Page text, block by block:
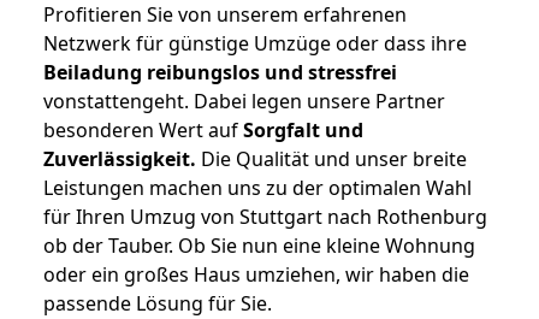
Profitieren Sie von unserem erfahrenen
Netzwerk für günstige Umzüge oder dass ihre
Beiladung reibungslos und stressfrei
vonstattengeht. Dabei legen unsere Partner
besonderen Wert aufSorgfalt und
Zuverlässigkeit. Die Qualität und unser breite
Leistungen machen uns zu der optimalen Wahl
für Ihren Umzug von Stuttgart nach Rothenburg
ob der Tauber. Ob Sie nun eine kleine Wohnung
oder ein großes Haus umziehen, wir haben die
passende Lösung für Sie.